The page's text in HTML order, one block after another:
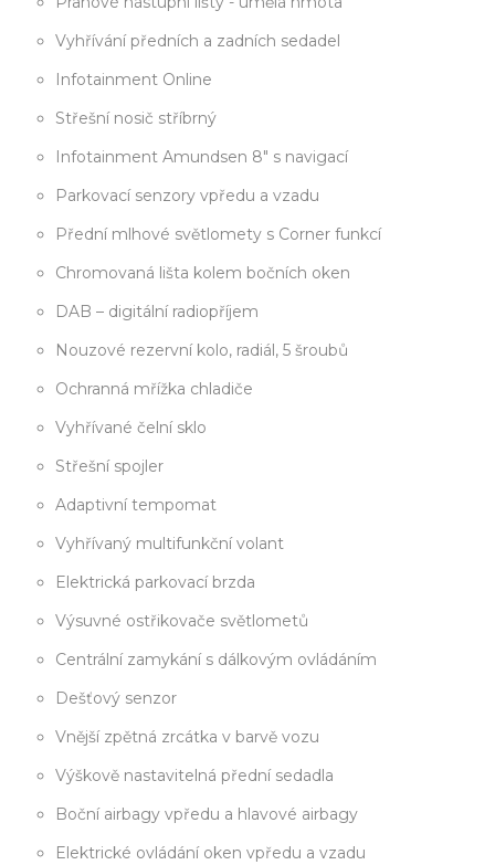
Vyhřívání předních a zadních sedadel
Infotainment Online
Střešní nosič stříbrný
Infotainment Amundsen 8" s navigací
Parkovací senzory vpředu a vzadu
Přední mlhové světlomety s Corner funkcí
Chromovaná lišta kolem bočních oken
DAB – digitální radiopříjem
Nouzové rezervní kolo, radiál, 5 šroubů
Ochranná mřížka chladiče
Vyhřívané čelní sklo
Střešní spojler
Adaptivní tempomat
Vyhřívaný multifunkční volant
Elektrická parkovací brzda
Výsuvné ostřikovače světlometů
Centrální zamykání s dálkovým ovládáním
Dešťový senzor
Vnější zpětná zrcátka v barvě vozu
Výškově nastavitelná přední sedadla
Boční airbagy vpředu a hlavové airbagy
Elektrické ovládání oken vpředu a vzadu